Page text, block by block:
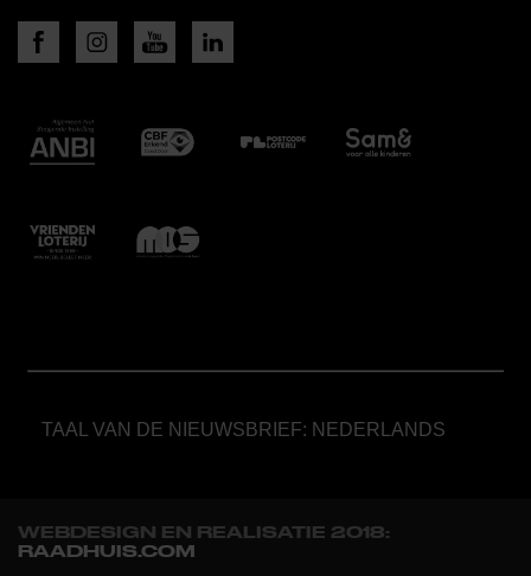
TAAL VAN DE NIEUWSBRIEF: NEDERLANDS
WEBDESIGN EN REALISATIE 2018:
RAADHUIS.COM